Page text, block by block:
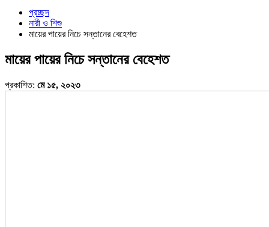
প্রচ্ছদ
নারী ও শিশু
মায়ের পায়ের নিচে সন্তানের বেহেশত
মায়ের পায়ের নিচে সন্তানের বেহেশত
প্রকাশিত: মে ১৫, ২০২৩